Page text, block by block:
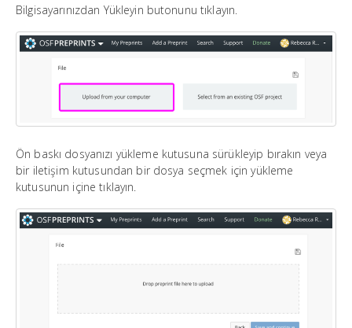
Bilgisayarınızdan Yükleyin butonunu tıklayın.
Ön baskı dosyanızı yükleme kutusuna sürükleyip bırakın veya
bir iletişim kutusundan bir dosya seçmek için yükleme
kutusunun içine tıklayın.